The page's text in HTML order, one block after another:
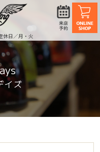
休日／月・火
イズ